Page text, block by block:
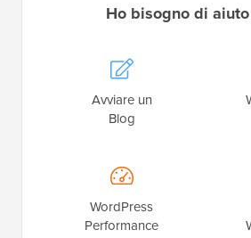
Ho bisogno di
Avviare un
Blog
WordPress
Performance